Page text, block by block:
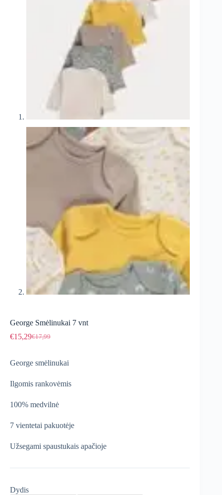
George Smėlinukai 7 vnt
€17,99
Original
€17,99.
€15,29Current
€15,29.
George smėlinukai
Ilgomis rankovėmis
100% medvilnė
7 vientetai pakuotėje
Užsegami spaustukais apačioje
Dydis